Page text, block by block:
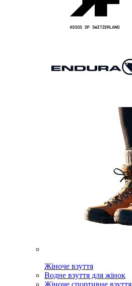
Жіноче взуття
Водне взуття для жінок
Жіноче спортивне взуття